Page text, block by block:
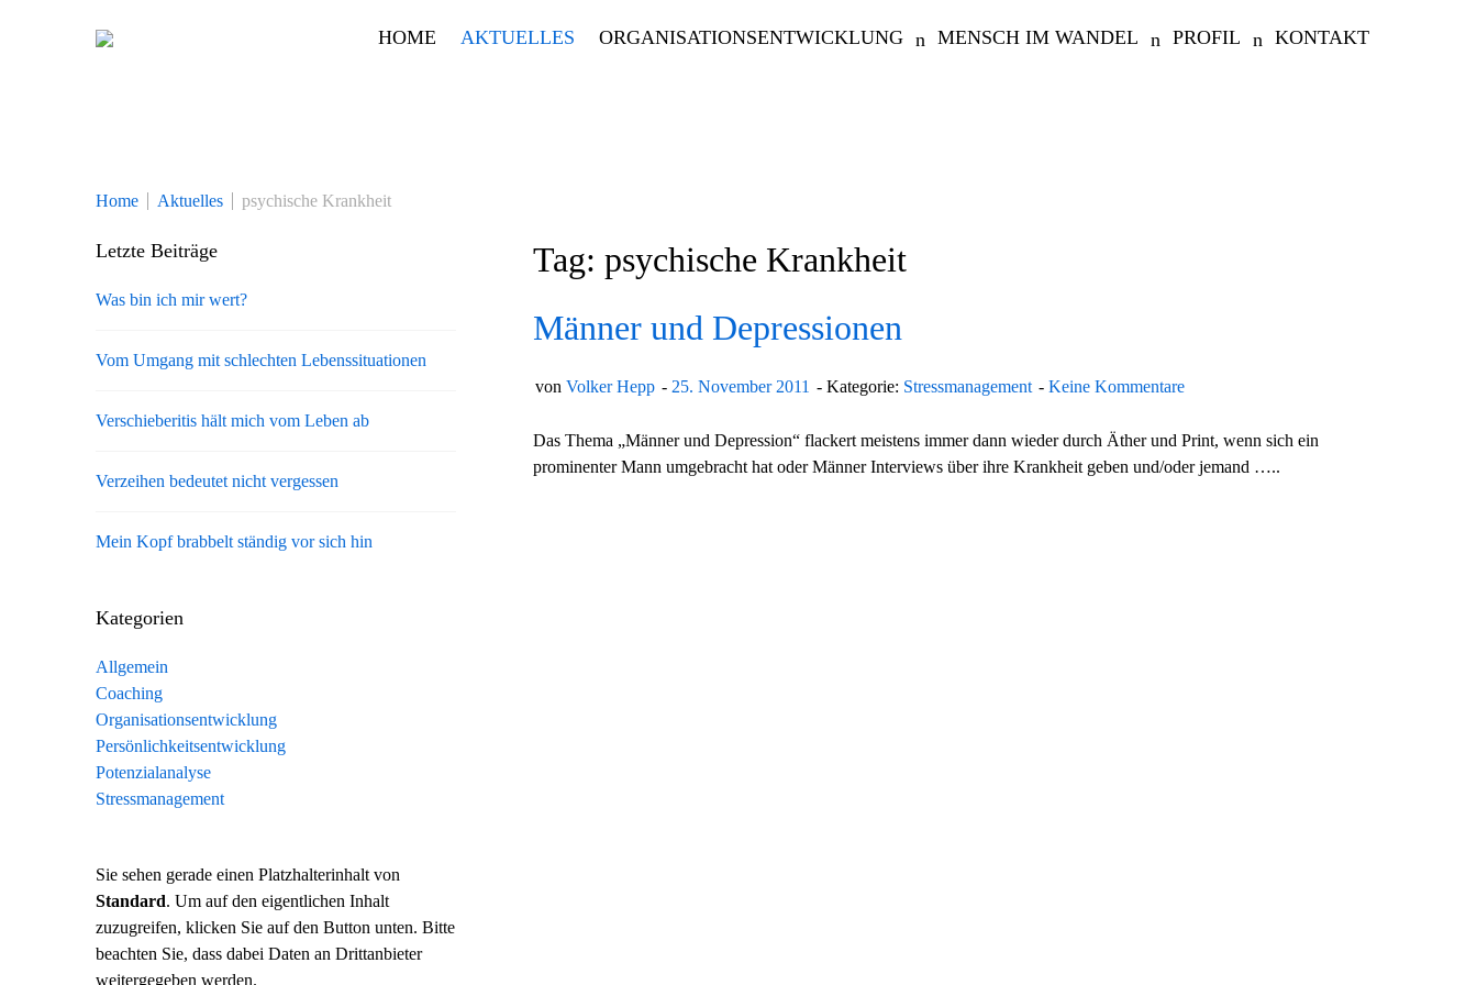
HOME AKTUELLES ORGANISATIONSENTWICKLUNG MENSCH IM WANDEL PROFIL KONTAKT
Home Aktuelles psychische Krankheit
Tag: psychische Krankheit
Männer und Depressionen
von Volker Hepp 25. November 2011 Kategorie: Stressmanagement Keine Kommentare
Das Thema „Männer und Depression“ flackert meistens immer dann wieder durch Äther und Print, wenn sich ein
prominenter Mann umgebracht hat oder Männer Interviews über ihre Krankheit geben und/oder jemand …..
Letzte Beiträge
Was bin ich mir wert?
Vom Umgang mit schlechten Lebenssituationen
Verschieberitis hält mich vom Leben ab
Verzeihen bedeutet nicht vergessen
Mein Kopf brabbelt ständig vor sich hin
Kategorien
Allgemein
Coaching
Organisationsentwicklung
Persönlichkeitsentwicklung
Potenzialanalyse
Stressmanagement
Sie sehen gerade einen Platzhalterinhalt von
Standard. Um auf den eigentlichen Inhalt
zuzugreifen, klicken Sie auf den Button unten. Bitte
beachten Sie, dass dabei Daten an Drittanbieter
weitergegeben werden.